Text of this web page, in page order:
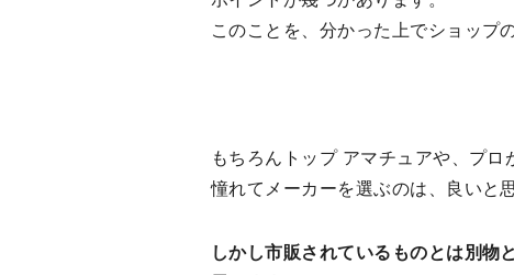
このことを、分かった上でショップ
もちろんトップ アマチュアや、プロ
憧れてメーカーを選ぶのは、良いと
しかし市販されているものとは別物